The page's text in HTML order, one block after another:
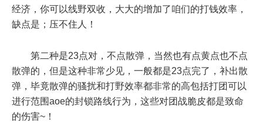
经济，你可以线野双收，大大的增加了咱们的打钱效率，
缺点是；压不住人！
第二种是23点对，不点散弹，当然也有点黄点也不点
散弹的，但是这种非常少见，一般都是23点完了，补出散
弹，毕竟散弹的骚扰和打野效率都非常的高包括打团可以
进行范围aoe的封锁路线行为，这些对团战脆皮都是致命
的伤害~！